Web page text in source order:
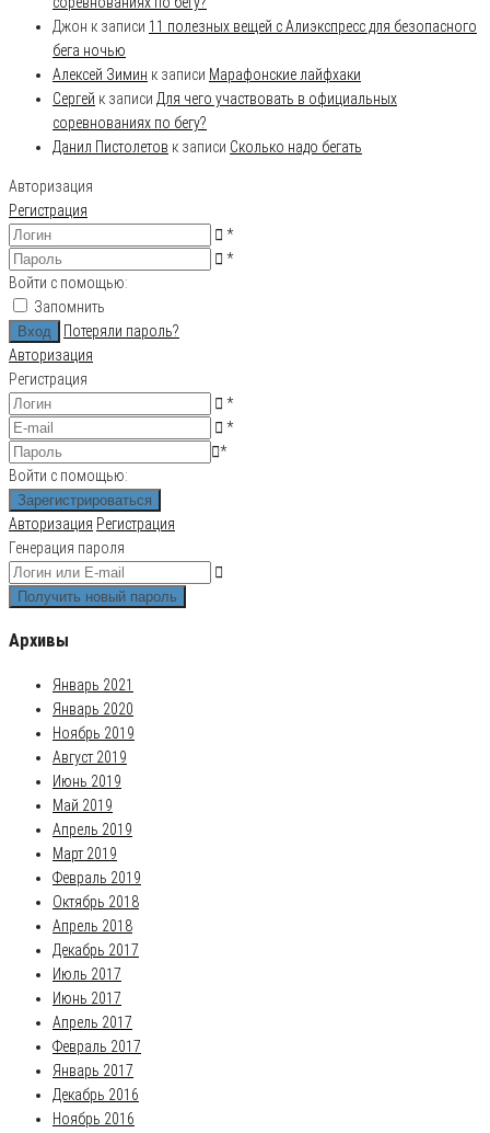
Джон к записи 11 полезных вещей с Алиэкспресс для безопасного
бега ночью
Алексей Зимин к записи Марафонские лайфхаки
Сергей к записи Для чего участвовать в официальных
соревнованиях по бегу?
Данил Пистолетов к записи Сколько надо бегать
Авторизация
Регистрация
*
*
Войти с помощью:
Запомнить
Потеряли пароль?
Авторизация
Регистрация
*
*
*
Войти с помощью:
Авторизация Регистрация
Генерация пароля
Архивы
Январь 2021
Январь 2020
Ноябрь 2019
Август 2019
Июнь 2019
Май 2019
Апрель 2019
Март 2019
Февраль 2019
Октябрь 2018
Апрель 2018
Декабрь 2017
Июль 2017
Июнь 2017
Апрель 2017
Февраль 2017
Январь 2017
Декабрь 2016
Ноябрь 2016